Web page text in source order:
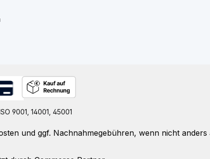
9001, 14001, 45001
und ggf. Nachnahmegebühren, wenn nicht anders